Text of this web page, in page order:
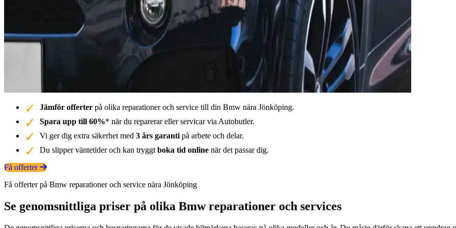
Jämför offerter på olika reparationer och service till din Bmw nära Jönköping.
Spara upp till 60%* när du reparerar eller servicar via Autobutler.
Vi ger dig extra säkerhet med 3 års garanti på arbete och delar.
Du slipper väntetider och kan tryggt boka tid online när det passar dig.
Få offerter
Få offerter på Bmw reparationer och service nära Jönköping
Se genomsnittliga priser på olika Bmw reparationer och services